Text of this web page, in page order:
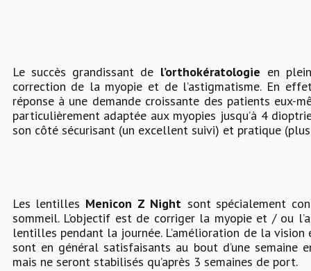
Le succès grandissant de l’orthokératologie en
correction de la myopie et de l’astigmatisme. En
réponse à une demande croissante des patients
particulièrement adaptée aux myopies jusqu’à 4
son côté sécurisant (un excellent suivi) et pratique
Les lentilles Menicon Z Night sont spécialement
sommeil. L’objectif est de corriger la myopie et / ou
lentilles pendant la journée. L’amélioration de la
sont en général satisfaisants au bout d’une
mais ne seront stabilisés qu’après 3 semaines de port.